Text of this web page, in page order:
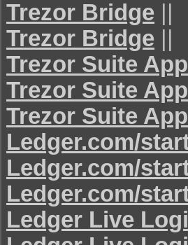
Trezor Bridge ||
Trezor Bridge ||
Trezor Suite App
Trezor Suite App
Trezor Suite App
Ledger.com/
Ledger.com/
Ledger.com/
Ledger Live